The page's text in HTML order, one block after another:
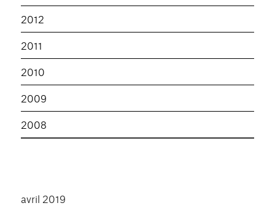
2012
2011
2010
2009
2008
avril 2019